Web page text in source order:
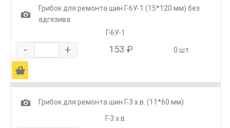
1
Грибок для ремонта шин Г-6У-1 (15*120 мм) без
адгезива
Г-6У-1
- + 153 ₽ 0 шт.
Ä
1
Грибок для ремонта шин Г-3 х.в. (11*60 мм)
Г-3 х.в.